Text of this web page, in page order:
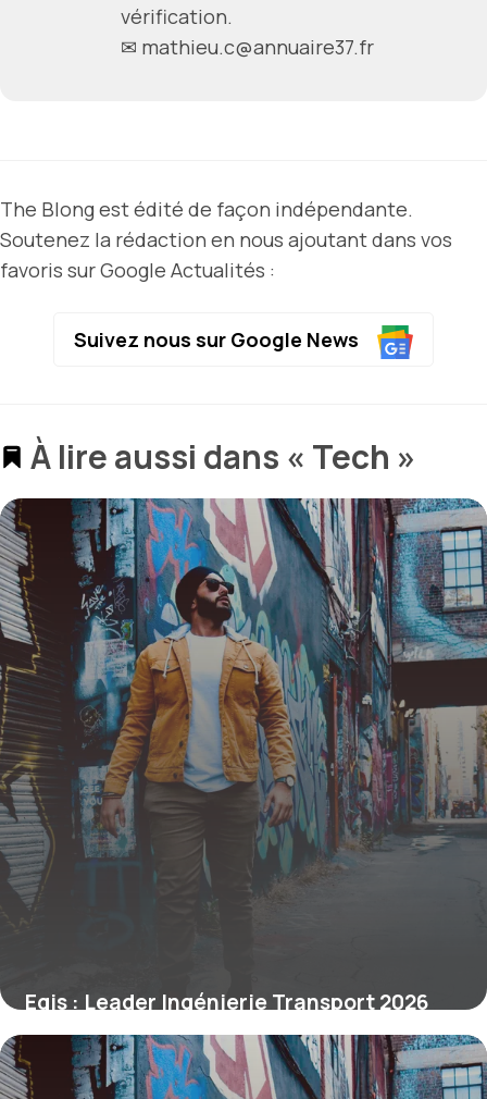
vérification.
✉ mathieu.c@annuaire37.fr
The Blong est édité de façon indépendante.
Soutenez la rédaction en nous ajoutant dans vos
favoris sur Google Actualités :
Suivez nous sur Google News
À lire aussi dans « Tech »
Egis : Leader Ingénierie Transport 2026
3 juillet 2026